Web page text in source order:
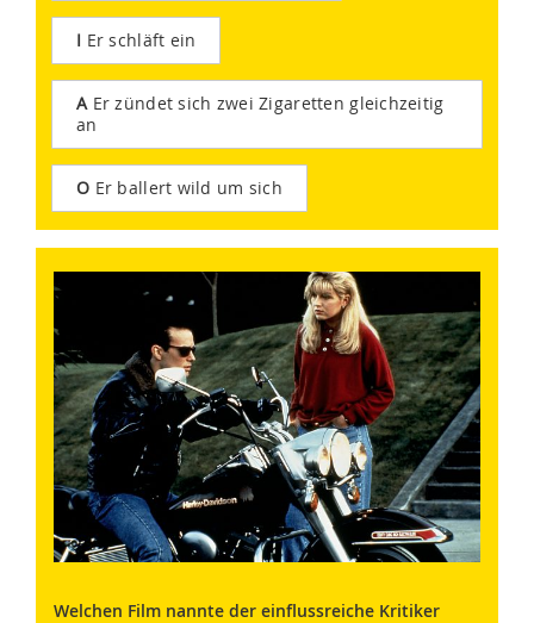
I Er schläft ein
AEr zündet sich zwei Zigaretten gleichzeitig
an
O Er ballert wild um sich
Welchen Film nannte der einflussreiche Kritiker